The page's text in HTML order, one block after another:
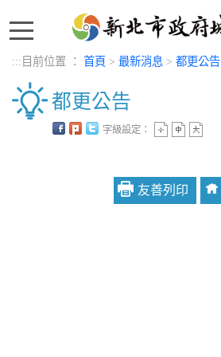
::: 目前位置 ： 首頁 > 最新消息 > 都更公告
都更公告
字級設定：
友善列印